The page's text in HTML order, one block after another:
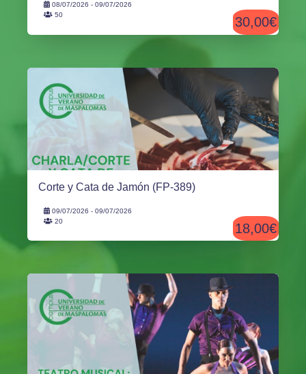
08/07/2026 - 09/07/2026
50
30,00€
Corte y Cata de Jamón (FP-389)
09/07/2026 - 09/07/2026
20
18,00€